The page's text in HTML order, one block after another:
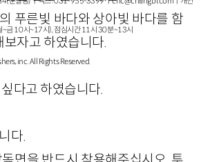
푸른빛 바다와 상아빛 바다를 함
보자고 하였습니다.
다고 하였습니다.
다.
금 10시~17시), 점심시간 11시 30분~13시
inc. All Rights Reserved.